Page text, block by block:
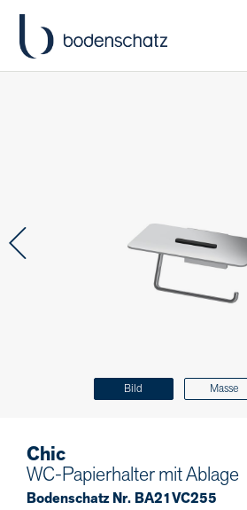
Bild Masse
Chic
WC-Papierhalter mit Ablage
Bodenschatz Nr. BA21VC255